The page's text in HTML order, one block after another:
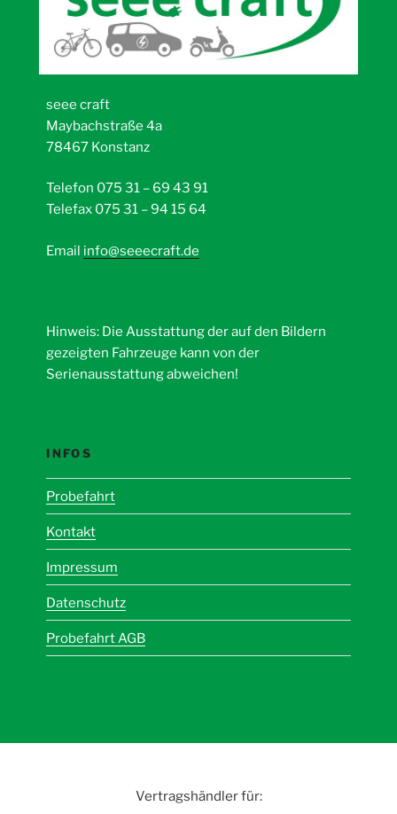
seee craft
Maybachstraße 4a
78467 Konstanz
Telefon 075 31 – 69 43 91
Telefax 075 31 – 94 15 64
Email info@seeecraft.de
Hinweis: Die Ausstattung der auf den Bildern
gezeigten Fahrzeuge kann von der
Serienausstattung abweichen!
INFOS
Probefahrt
Kontakt
Impressum
Datenschutz
Probefahrt AGB
Vertragshändler für: